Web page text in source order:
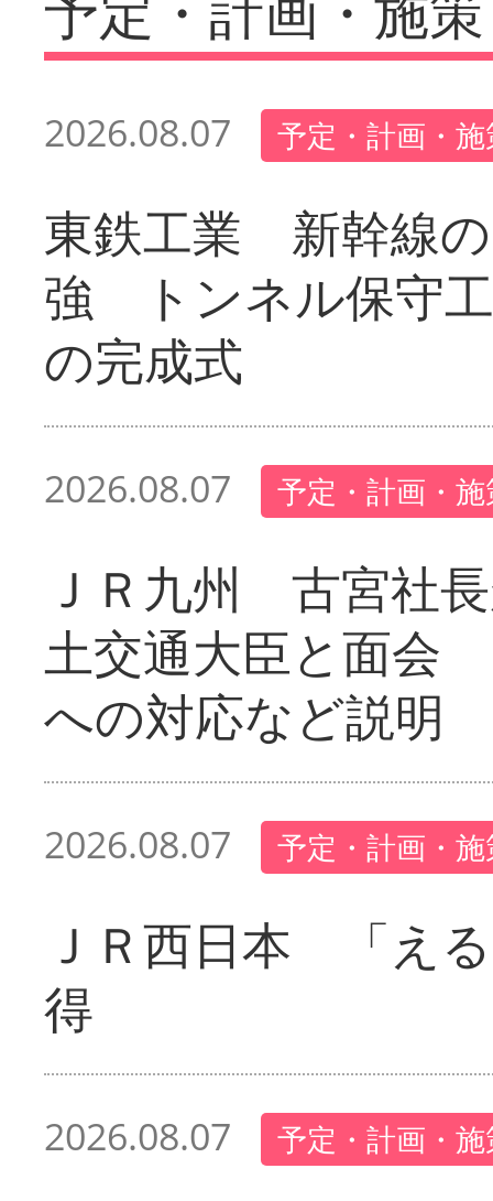
2026.08.07 予定・計画・
東鉄工業 新幹線
強 トンネル保守
の完成式
2026.08.07 予定・計画・
ＪＲ九州 古宮社
土交通大臣と面会
への対応など説明
2026.08.07 予定・計画・
ＪＲ西日本 「え
得
2026.08.07 予定・計画・